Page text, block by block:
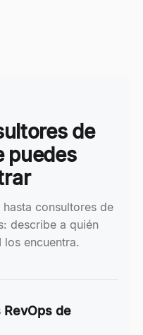
de
puedes
consultores de
describe a quién
los encuentra.
de